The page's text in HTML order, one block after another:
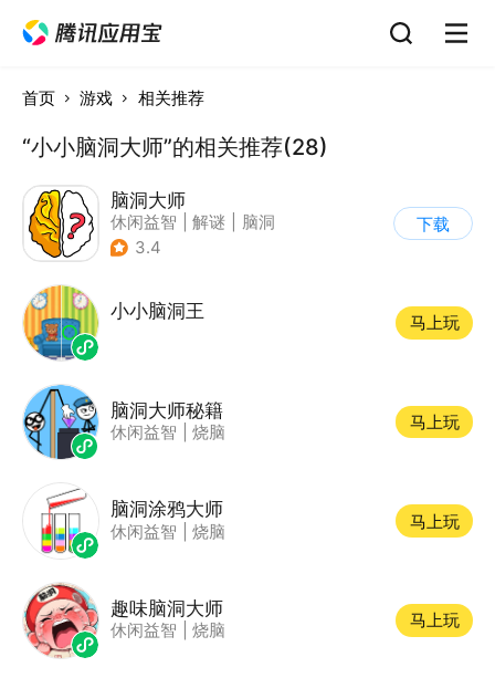
首页 游戏 相关推荐
“小小脑洞大师”的相关推荐(28)
脑洞大师
休闲益智 解谜
脑洞
3.4
下载
小小脑洞王
马上玩
脑洞大师秘籍
休闲益智 烧脑
马上玩
脑洞涂鸦大师
休闲益智 烧脑
马上玩
趣味脑洞大师
休闲益智 烧脑
马上玩